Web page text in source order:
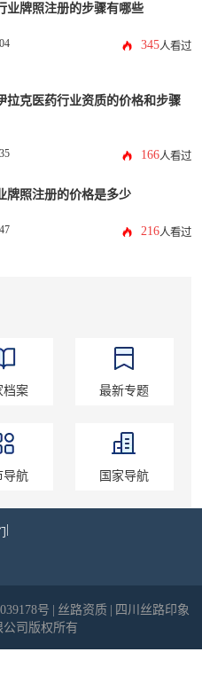
业牌照注册的步骤有哪些
345人看过
拉克医药行业资质的价格和步骤
166人看过
牌照注册的价格是多少
216人看过
档案 最新专题
导航 国家导航
号 丝路资质
四川丝路印象
公司版权所有